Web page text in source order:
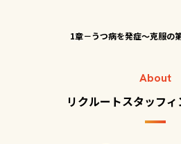
1章－うつ病を発症～克服の
About
リクルートスタッフ